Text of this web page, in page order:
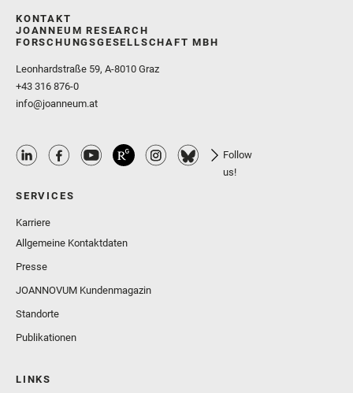
KONTAKT
JOANNEUM RESEARCH
FORSCHUNGSGESELLSCHAFT MBH
Leonhardstraße 59, A-8010 Graz
+43 316 876-0
info@joanneum.at
Follow
us!
SERVICES
Karriere
Allgemeine Kontaktdaten
Presse
JOANNOVUM Kundenmagazin
Standorte
Publikationen
LINKS